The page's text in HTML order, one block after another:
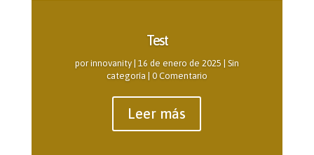
Test
porinnovanity| 16 de enero de 2025
Sin
categoría | 0 Comentario
Leer más